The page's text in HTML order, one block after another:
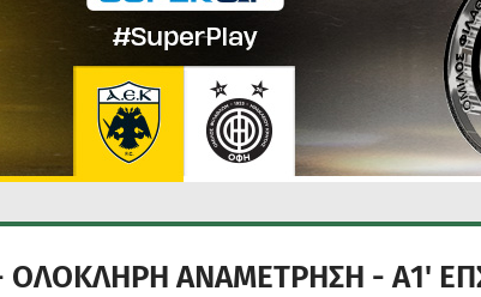
ΑΝΑΜΕΤΡΗΣΗ - Α1'